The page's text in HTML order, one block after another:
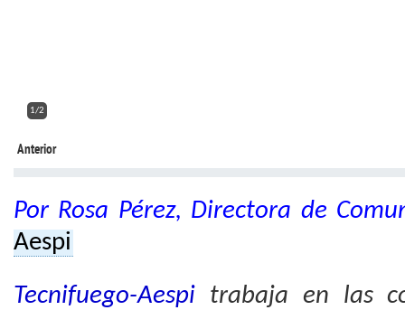
2/2
Anterior
Por Rosa Pérez, Directora de
Aespi
Tecnifuego-Aespi trabaja en las